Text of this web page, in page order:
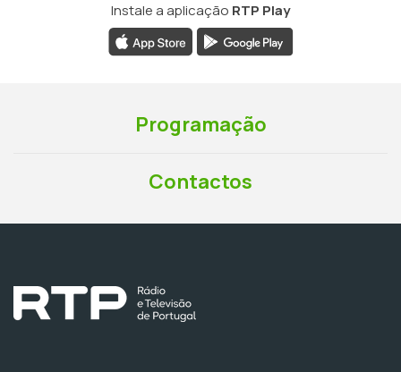
Instale a aplicação RTP Play
Programação
Contactos